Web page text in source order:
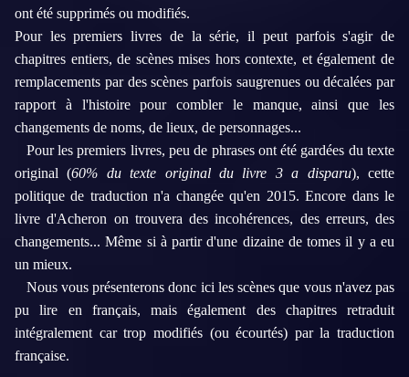
ont été supprimés ou modifiés.
Pour les premiers livres de la série, il peut parfois s'agir de
chapitres entiers, de scènes mises hors contexte, et également de
remplacements par des scènes parfois saugrenues ou décalées par
rapport à l'histoire pour combler le manque, ainsi que les
changements de noms, de lieux, de personnages...
Pour les premiers livres, peu de phrases ont été gardées du texte
original (60% du texte original du livre 3 a disparu), cette
politique de traduction n'a changée qu'en 2015. Encore dans le
livre d'Acheron on trouvera des incohérences, des erreurs, des
changements... Même si à partir d'une dizaine de tomes il y a eu
un mieux.
Nous vous présenterons donc ici les scènes que vous n'avez pas
pu lire en français, mais également des chapitres retraduit
intégralement car trop modifiés (ou écourtés) par la traduction
française.